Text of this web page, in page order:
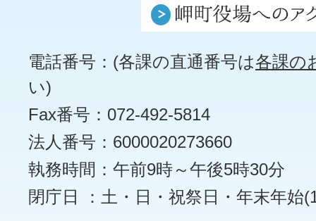
電話番号：(各課の直通番号は各課の
い)
Fax番号：072-492-5814
法人番号：6000020273660
執務時間：午前9時～午後5時30分
閉庁日 ：土・日・祝祭日・年末年始